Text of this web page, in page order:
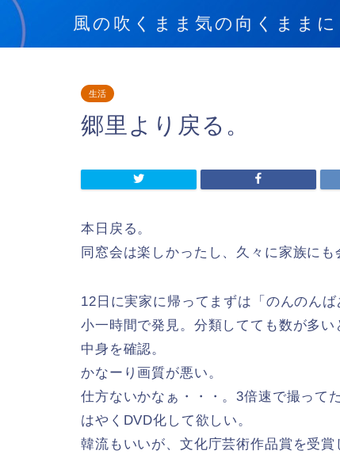
風の吹くまま気の向くまま
生活
郷里より戻る。
本日戻る。
同窓会は楽しかったし、久々に家族にも
12日に実家に帰ってまずは「のんのんば
小一時間で発見。分類してても数が多
中身を確認。
かなーり画質が悪い。
仕方ないかなぁ・・・。3倍速で撮ってた
はやくDVD化して欲しい。
韓流もいいが、文化庁芸術作品賞を受